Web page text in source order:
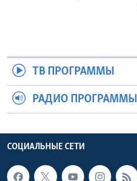
ТВ ПРОГРАММЫ
РАДИО ПРОГРАММЫ
СОЦИАЛЬНЫЕ СЕТИ